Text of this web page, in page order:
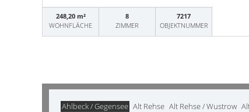
248,20 m²
WOHNFLÄCHE
8
ZIMMER
7217
OBJEKTNUMMER
Ahlbeck / Gegensee Alt Rehse Alt Rehse / Wustrow